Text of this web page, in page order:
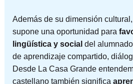
Además de su dimensión
supone una oportunidad para
lingüística y social del
de aprendizaje compartido,
Desde La Casa Grande
castellano también significa